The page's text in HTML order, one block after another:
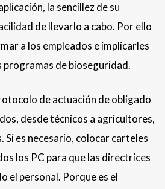
la sencillez de su
de llevarlo a cabo. Por ello
a los empleados e implicarles
programas de bioseguridad.
de actuación de obligado
desde técnicos a agricultores,
es necesario, colocar carteles
los PC para que las directrices
el personal. Porque es el